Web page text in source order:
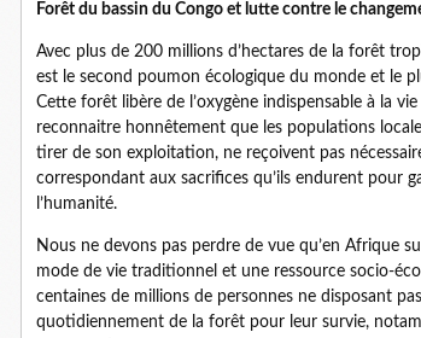
Forêt du bassin du Congo et lutte contre le
Avec plus de 200 millions d’hectares de la forêt
est le second poumon écologique du monde et le
Cette forêt libère de l’oxygène indispensable à la
reconnaitre honnêtement que les populations
tirer de son exploitation, ne reçoivent pas
correspondant aux sacrifices qu’ils endurent pour
l’humanité.
Nous ne devons pas perdre de vue qu’en Afrique
mode de vie traditionnel et une ressource socio-
centaines de millions de personnes ne disposant
quotidiennement de la forêt pour leur survie,